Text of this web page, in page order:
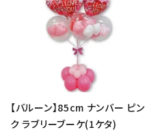
【バルーン】85cm ナンバー ピン
ク ラブリーブーケ(1ケタ)